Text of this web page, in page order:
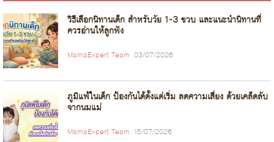
วิธีเลือกนิทานเด็ก สำหรับวัย 1-3 ขวบ และแนะนำนิทานที่
ควรอ่านให้ลูกฟัง
MamaExpert Team 03/07/2026
ภูมิแพ้ในเด็ก ป้องกันได้ตั้งแต่เริ่ม ลดความเสี่ยง ด้วยเคล็ดลับ
จากนมแม่
MamaExpert Team 15/07/2026